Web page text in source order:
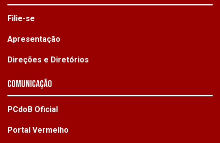
Filie-se
Apresentação
Direções e Diretórios
Comunicação
PCdoB Oficial
Portal Vermelho